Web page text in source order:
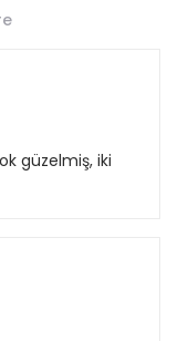
güzelmiş, iki